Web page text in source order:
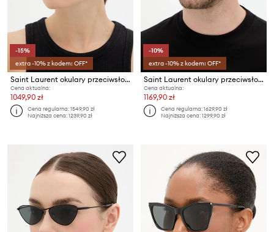
-15%
extra -10% z kodem: OFF*
Saint Laurent okulary przeciwsłoneczne
Cena aktualna:
1049,90 zł
Cena regularna:1549,90 zł
Najniższa cena:1239,90 zł
-10%
extra -10% z kodem: OFF*
Saint Laurent okulary przeciwsłoneczne
Cena aktualna:
1169,90 zł
Cena regularna:1629,90 zł
Najniższa cena:1299,90 zł